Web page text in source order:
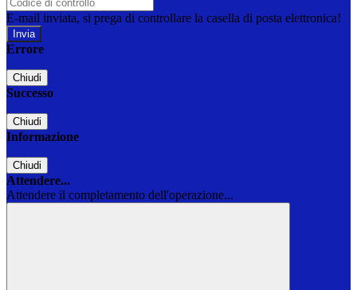
E-mail inviata, si prega di controllare la casella di posta elettronica!
Errore
Chiudi
Successo
Chiudi
Informazione
Chiudi
Attendere...
Attendere il completamento dell'operazione...